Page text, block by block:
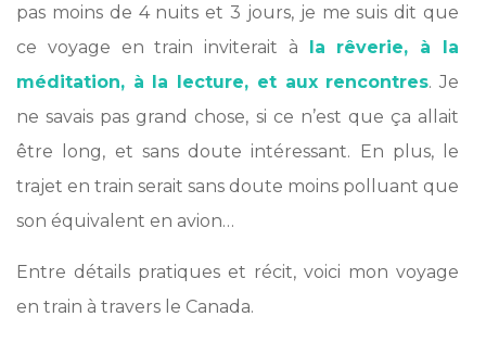
pas moins de 4 nuits et 3 jours, je me suis dit que
ce voyage en train inviterait à la rêverie, à la
méditation, à la lecture, et aux rencontres. Je
ne savais pas grand chose, si ce n’est que ça allait
être long, et sans doute intéressant. En plus, le
trajet en train serait sans doute moins polluant que
son équivalent en avion…
Entre détails pratiques et récit, voici mon voyage
en train à travers le Canada.